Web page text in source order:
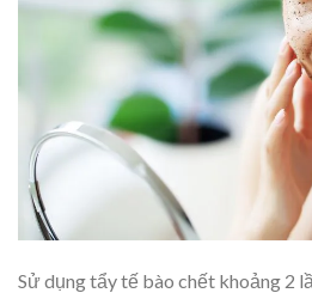
Sử dụng tẩy tế bào chết khoảng 2